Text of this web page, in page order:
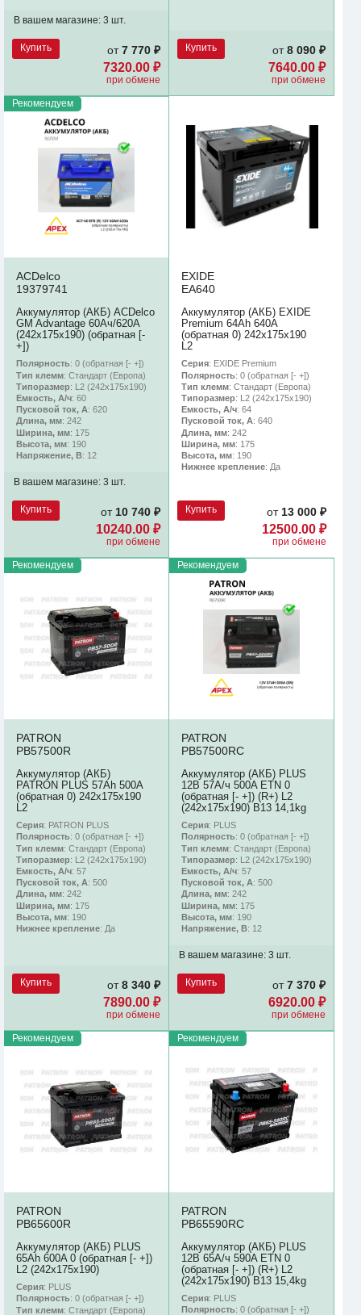
В вашем магазине: 3 шт.
Купить от7 770 ₽
7320.00 ₽
при обмене
Купить от8 090 ₽
7640.00 ₽
при обмене
Рекомендуем
ACDelco
19379741
Аккумулятор (АКБ) ACDelco
GM Advantage 60Ач/620А
(242х175х190) (обратная [-
+])
Полярность: 0 (обратная [- +])
Тип клемм: Стандарт (Европа)
Типоразмер: L2 (242х175х190)
Емкость, А/ч: 60
Пусковой ток, А: 620
Длина, мм: 242
Ширина, мм: 175
Высота, мм: 190
Напряжение, В: 12
В вашем магазине: 3 шт.
Купить от 10 740 ₽
10240.00 ₽
при обмене
EXIDE
EA640
Аккумулятор (АКБ) EXIDE
Premium 64Ah 640A
(обратная 0) 242x175x190
L2
Серия: EXIDE Premium
Полярность: 0 (обратная [- +])
Тип клемм: Стандарт (Европа)
Типоразмер: L2 (242х175х190)
Емкость, А/ч: 64
Пусковой ток, А: 640
Длина, мм: 242
Ширина, мм: 175
Высота, мм: 190
Нижнее крепление: Да
Купить от 13 000 ₽
12500.00 ₽
при обмене
Рекомендуем
PATRON
PB57500R
Аккумулятор (АКБ)
PATRON PLUS 57Ah 500A
(обратная 0) 242x175x190
L2
Серия: PATRON PLUS
Полярность: 0 (обратная [- +])
Тип клемм: Стандарт (Европа)
Типоразмер: L2 (242х175х190)
Емкость, А/ч: 57
Пусковой ток, А: 500
Длина, мм: 242
Ширина, мм: 175
Высота, мм: 190
Нижнее крепление: Да
Купить от8 340 ₽
7890.00 ₽
при обмене
Рекомендуем
PATRON
PB57500RC
Аккумулятор (АКБ) PLUS
12В 57А/ч 500A ETN 0
(обратная [- +]) (R+) L2
(242х175х190) B13 14,1kg
Серия: PLUS
Полярность: 0 (обратная [- +])
Тип клемм: Стандарт (Европа)
Типоразмер: L2 (242х175х190)
Емкость, А/ч: 57
Пусковой ток, А: 500
Длина, мм: 242
Ширина, мм: 175
Высота, мм: 190
Напряжение, В: 12
В вашем магазине: 3 шт.
Купить от7 370 ₽
6920.00 ₽
при обмене
Рекомендуем
PATRON
PB65600R
Аккумулятор (АКБ) PLUS
65Ah 600A 0 (обратная [- +])
L2 (242х175х190)
Серия: PLUS
Полярность: 0 (обратная [- +])
Тип клемм: Стандарт (Европа)
Рекомендуем
PATRON
PB65590RC
Аккумулятор (АКБ) PLUS
12В 65А/ч 590A ETN 0
(обратная [- +]) (R+) L2
(242х175х190) B13 15,4kg
Серия: PLUS
Полярность: 0 (обратная [- +])